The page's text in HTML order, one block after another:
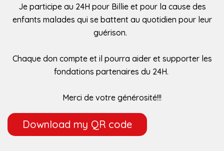
Je participe au 24H pour Billie et pour la cause des
enfants malades qui se battent au quotidien pour leur
guérison.
Chaque don compte et il pourra aider et supporter les
fondations partenaires du 24H.
Merci de votre générosité!!!
Download my QR code